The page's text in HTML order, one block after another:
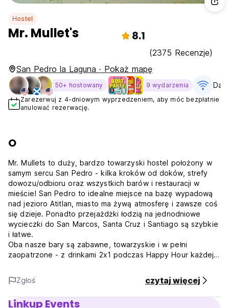
Hostel
Mr. Mullet's 8.1
(2375 Recenzje)
San Pedro la Laguna · Pokaż mapę
50+ hostowany 9 wydarzenia
Zarezerwuj z 4-dniowym wyprzedzeniem, aby móc bezpłatnie
anulować rezerwację.
O
Mr. Mullets to duży, bardzo towarzyski hostel położony w
samym sercu San Pedro - kilka kroków od doków, strefy
dowozu/odbioru oraz wszystkich barów i restauracji w
mieście! San Pedro to idealne miejsce na bazę wypadową
nad jezioro Atitlan, miasto ma żywą atmosferę i zawsze coś
się dzieje. Ponadto przejażdżki łodzią na jednodniowe
wycieczki do San Marcos, Santa Cruz i Santiago są szybkie
i łatwe.
Oba nasze bary są zabawne, towarzyskie i w pełni
zaopatrzone - z drinkami 2x1 podczas Happy Hour każdej
zawody bilardowe, turnieje piwnego ponga i imprezy
tematyczne - w Mr. Mullets nigdy nie ma nudnej nocy!
Akademiki Mr. Mullets są idealne dla podróżników! Mając do
wyboru 4, 6 lub 8 łóżek w tej samej niskiej cenie, możesz
Zgłoś czytaj więcej
Linkup Events